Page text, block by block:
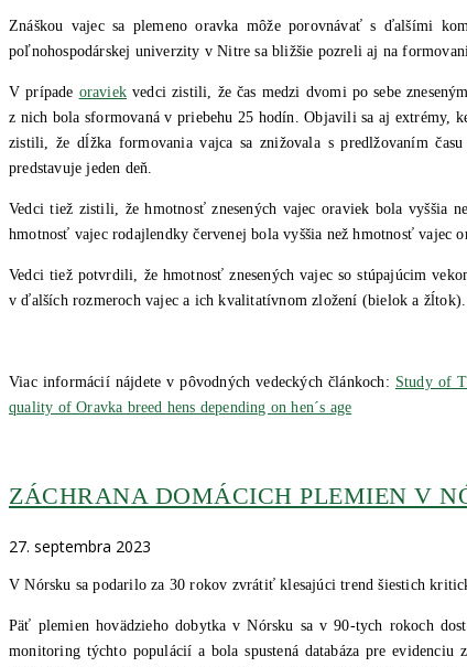
Znáškou vajec sa plemeno oravka môže porovnávať s ďalšími
poľnohospodárskej univerzity v Nitre sa bližšie pozreli aj na
V prípade oraviek vedci zistili, že čas medzi dvomi po sebe
z nich bola sformovaná v priebehu 25 hodín. Objavili sa aj extrémy,
zistili, že dĺžka formovania vajca sa znižovala s predlžovaním
predstavuje jeden deň.
Vedci tiež zistili, že hmotnosť znesených vajec oraviek bola vyššia
hmotnosť vajec rodajlendky červenej bola vyššia než hmotnosť vajec
Vedci tiež potvrdili, že hmotnosť znesených vajec so stúpajúcim
v ďalších rozmeroch vajec a ich kvalitatívnom zložení (bielok a žĺtok).
Viac informácií nájdete v pôvodných vedeckých článkoch: Study of
quality of Oravka breed hens depending on hen´s age
ZÁCHRANA DOMÁCICH PLEMIEN V
27. septembra 2023
V Nórsku sa podarilo za 30 rokov zvrátiť klesajúci trend šiestich
Päť plemien hovädzieho dobytka v Nórsku sa v 90-tych rokoch
monitoring týchto populácií a bola spustená databáza pre